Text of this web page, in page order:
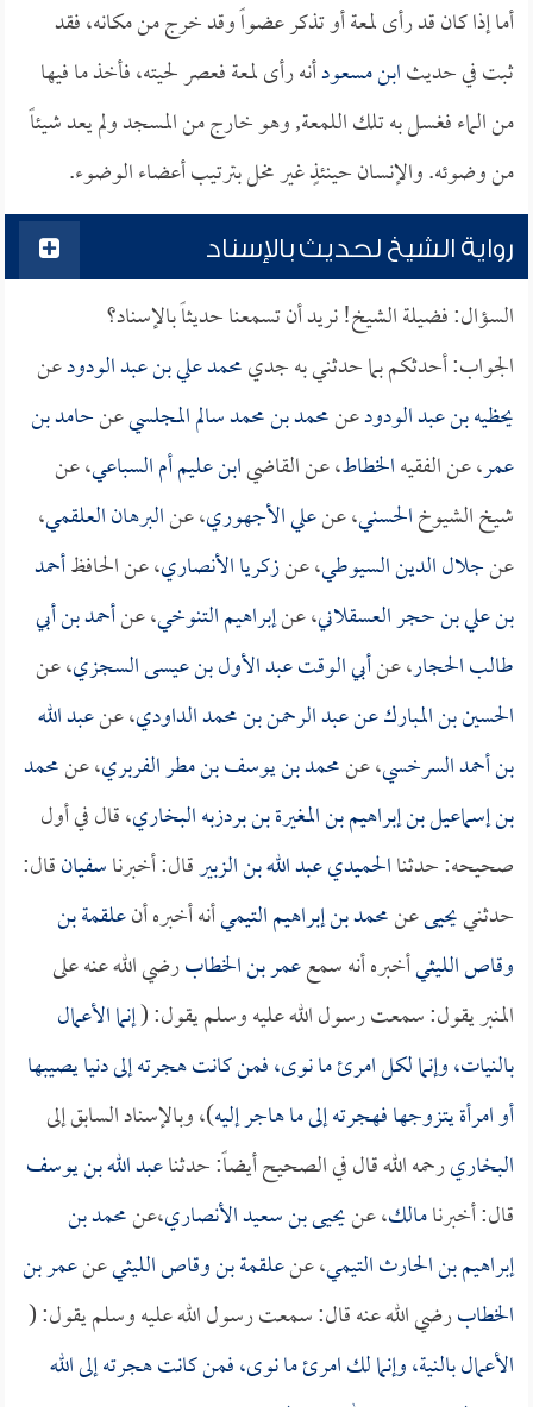
أما إذا كان قد رأى لمعة أو تذكر عضواً وقد خرج من مكانه، فقد
ثبت في حديثابن مسعودأنه رأى لمعة فعصر لحيته، فأخذ ما فيها
من الماء فغسل به تلك اللمعة, وهو خارج من المسجد ولم يعد شيئاً
من وضوئه. والإنسان حينئذٍ غير مخل بترتيب أعضاء الوضوء.
رواية الشيخ لحديث بالإسناد
السؤال: فضيلة الشيخ! نريد أن تسمعنا حديثاً بالإسناد؟
الجواب: أحدثكم بما حدثني به جديمحمد علي بن عبد الودودعن
يحظيه بن عبد الودودعنمحمد بن محمد سالم المجلسيعنحامد بن
عمر، عن الفقيهالخطاط، عن القاضيابن عليم أم السباعي، عن
شيخ الشيوخالحسني، عنعلي الأجهوري، عنالبرهان العلقمي،
عنجلال الدين السيوطي، عنزكريا الأنصاري، عن الحافظأحمد
بن علي بن حجر العسقلاني، عنإبراهيم التنوخي، عنأحمد بن أبي
طالب الحجار، عنأبي الوقت عبد الأول بن عيسى السجزي، عن
الحسين بن المبارك عن عبد الرحمن بن محمد الداودي، عنعبد الله
بن أحمد السرخسي، عنمحمد بن يوسف بن مطر الفربري، عنمحمد
بن إسماعيل بن إبراهيم بن المغيرة بن بردزبه البخاري، قال في أول
صحيحه: حدثناالحميدي عبد الله بن الزبيرقال: أخبرناسفيانقال:
حدثنييحيىعنمحمد بن إبراهيم التيميأنه أخبره أنعلقمة بن
وقاص الليثيأخبره أنه سمععمر بن الخطابرضي الله عنه على
المنبر يقول: سمعت رسول الله عليه وسلم يقول: (إنما الأعمال
بالنيات، وإنما لكل امرئ ما نوى، فمن كانت هجرته إلى دنيا يصيبها
أو امرأة يتزوجها فهجرته إلى ما هاجر إليه)، وبالإسناد السابق إلى
البخاريرحمه الله قال في الصحيح أيضاً: حدثناعبد الله بن يوسف
قال: أخبرنامالك، عنيحيى بن سعيد الأنصاري،عنمحمد بن
إبراهيم بن الحارث التيمي، عنعلقمة بن وقاص الليثيعنعمر بن
الخطابرضي الله عنه قال: سمعت رسول الله عليه وسلم يقول: (
الأعمال بالنية، وإنما لك امرئ ما نوى، فمن كانت هجرته إلى الله